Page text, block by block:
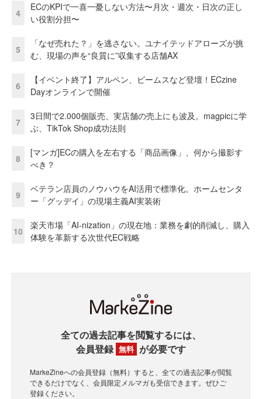
4
ECのKPIで一喜一憂しない方法〜月次・週次・日次の正し
い役割分担〜
5
「なぜ売れた？」を逃さない。ユナイテッドアローズが挑
む、現場の声を“良質に”収集する店舗AX
6
【イベント終了】アルペン、ビームスなど登壇！ECzine
Dayオンラインで開催
7
3日間で2.000個販売、実店舗の売上にも波及。magpicに学
ぶ、TikTok Shop成功法則
8
[マンガ]ECの購入を左右する「商品画像」、何から撮影す
べき？
9
ベテラン店員のノウハウをAI活用で標準化。ホームセンタ
ー「グッデイ」の現場主義AI実装術
10
楽天市場「AI-nization」の現在地：業務を劇的削減し、購入
体験を革新する次世代EC戦略
全ての過去記事を閲覧するには、
会員登録 無料 が必要です
MarkeZineへの会員登録（無料）すると、全ての過去記事が閲覧
できるだけでなく、会員限定メルマガも受信できます。ぜひご
登録ください。